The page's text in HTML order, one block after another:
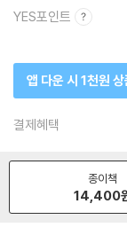
YES포인트
앱 다운 시 1천원
결제혜택
종이책
14,400